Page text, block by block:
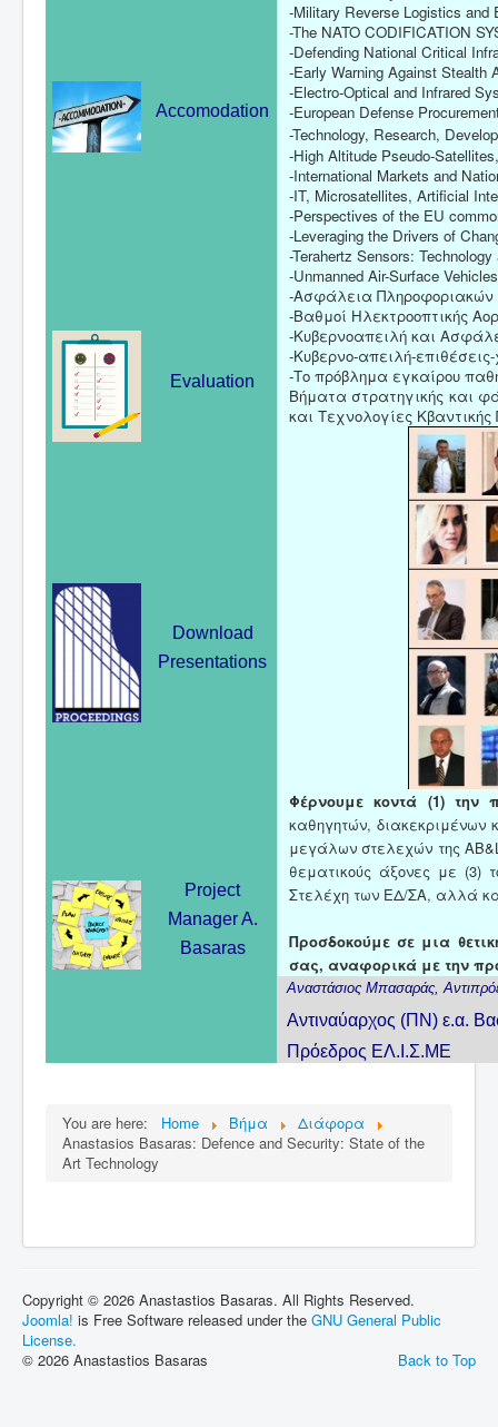
-Military Reverse Logistics and
-The NATO CODIFICATION
-Defending National Critical
-Early Warning Against Stealth
-Electro-Optical and Infrared
-European Defense
-Technology, Research,
-High Altitude Pseudo-
-International Markets and
-IT, Microsatellites, Artificial
-Perspectives of the EU
-Leveraging the Drivers of
-Terahertz Sensors:
-Unmanned Air-Surface
-Ασφάλεια Πληροφοριακών
-Βαθμοί Ηλεκτροοπτικής
-Κυβερνοαπειλή και
-Κυβερνο-απειλή-
-Το πρόβλημα εγκαίρου
Βήματα στρατηγικής και
και Τεχνολογίες
Φέρνουμε κοντά (1) την
καθηγητών, διακεκριμένων
μεγάλων στελεχών της
θεματικούς άξονες με (3)
Στελέχη των ΕΔ/ΣΑ, αλλά
Προσδοκούμε σε μια
σας, αναφορικά με την
Αναστάσιος Μπασαράς,
Αντιναύαρχος (ΠΝ) ε.α.
Πρόεδρος
Accomodation
Evaluation
Download
Presentations
Project
Manager A.
Basaras
You are here: Home Βήμα
Διάφορα
Anastasios Basaras: Defence and Security: State of the
Art Technology
Copyright © 2026 Anastastios Basaras. All Rights Reserved.
Joomla! is Free Software released under the GNU General Public
License.
Back to Top
© 2026 Anastastios Basaras